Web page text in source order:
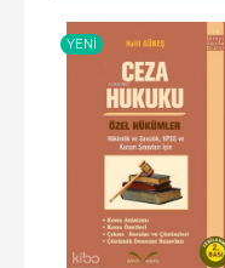
YENI